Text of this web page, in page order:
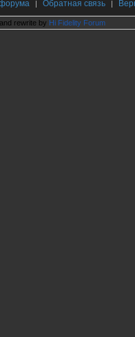
| Обратная связь |
and rewrite by Hi Fidelity Forum